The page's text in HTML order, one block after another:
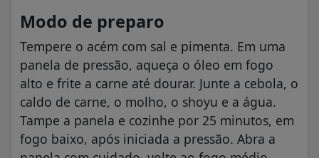
Modo de preparo
Tempere o acém com sal e pimenta. Em uma
panela de pressão, aqueça o óleo em fogo
alto e frite a carne até dourar. Junte a cebola, o
caldo de carne, o molho, o shoyu e a água.
Tampe a panela e cozinhe por 25 minutos, em
fogo baixo, após iniciada a pressão. Abra a